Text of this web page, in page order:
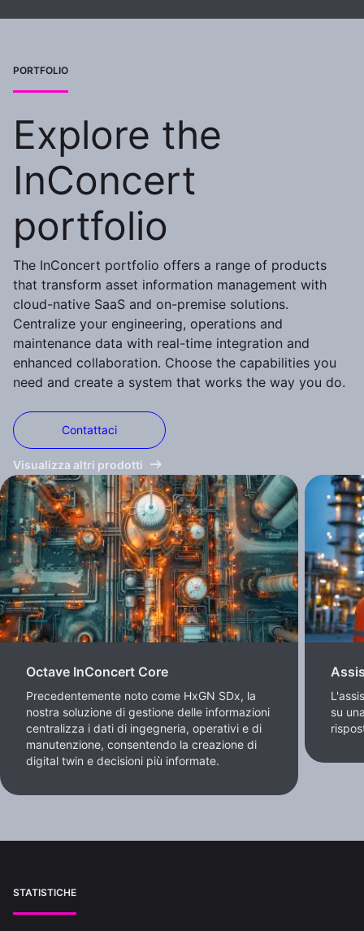
PORTFOLIO
Explore the
InConcert
portfolio
The InConcert portfolio offers a range of products
that transform asset information management with
cloud-native SaaS and on-premise solutions.
Centralize your engineering, operations and
maintenance data with real-time integration and
enhanced collaboration. Choose the capabilities you
need and create a system that works the way you do.
Contattaci
Visualizza altri prodotti
Octave InConcert Core
Precedentemente noto come HxGN SDx, la
nostra soluzione di gestione delle informazioni
centralizza i dati di ingegneria, operativi e di
manutenzione, consentendo la creazione di
digital twin e decisioni più informate.
su
STATISTICHE